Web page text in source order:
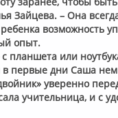
Зайцева. – Она
возможность
опыт.
планшета или
первые дни Саша
уверенно
учительница, и с